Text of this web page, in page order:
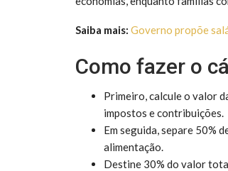
Saiba mais: Governo propõe
Como fazer o
Primeiro, calcule o valor
impostos e contribuições.
Em seguida, separe 50%
alimentação.
Destine 30% do valor